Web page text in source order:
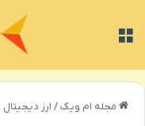
مجله ام ویک/ ارز دیجیتال